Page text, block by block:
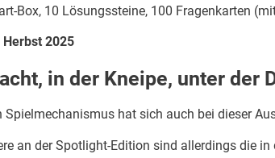
Box, 10 Lösungssteine, 100 Fragenkarten
Herbst 2025
in der Kneipe, unter der
Spielmechanismus hat sich auch bei dieser
an der Spotlight-Edition sind allerdings die